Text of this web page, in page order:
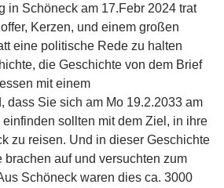
in Schöneck am 17.Febr 2024 trat
Kerzen, und einem großen
eine politische Rede zu halten
die Geschichte von dem Brief
mit einem
dass Sie sich am Mo 19.2.2033 am
sollten mit dem Ziel, in ihre
zu reisen. Und in dieser Geschichte
auf und versuchten zum
Schöneck waren dies ca. 3000